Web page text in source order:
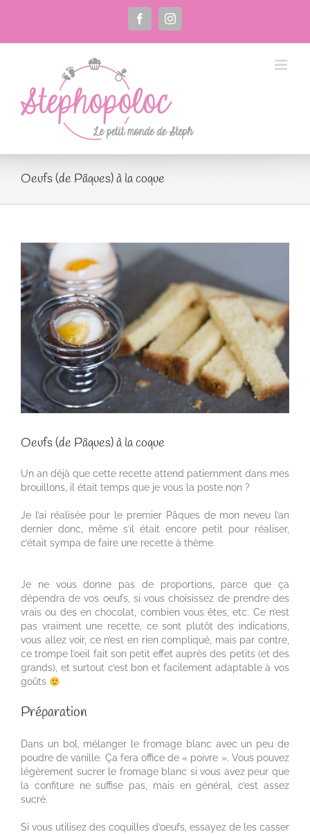
FacebookInstagram
Oeufs (de Pâques) à la coque
l'image
agrandie
Oeufs (de Pâques) à la coque
Un an déjà que cette recette attend patiemment dans mes
brouillons, il était temps que je vous la poste non ?
Je l’ai réalisée pour le premier Pâques de mon neveu l’an
dernier donc, même s’il était encore petit pour réaliser,
c’était sympa de faire une recette à thème.
Je ne vous donne pas de proportions, parce que ça
dépendra de vos oeufs, si vous choisissez de prendre des
vrais ou des en chocolat, combien vous êtes, etc. Ce n’est
pas vraiment une recette, ce sont plutôt des indications,
vous allez voir, ce n’est en rien compliqué, mais par contre,
ce trompe l’oeil fait son petit effet auprès des petits (et des
grands), et surtout c’est bon et facilement adaptable à vos
goûts
Préparation
Dans un bol, mélanger le fromage blanc avec un peu de
poudre de vanille. Ça fera office de « poivre ». Vous pouvez
légèrement sucrer le fromage blanc si vous avez peur que
la confiture ne suffise pas, mais en général, c’est assez
sucré.
Si vous utilisez des coquilles d’oeufs, essayez de les casser